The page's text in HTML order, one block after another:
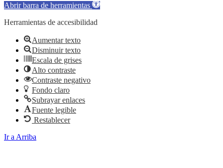
Abrir barra de herramientas
Herramientas de accesibilidad
Aumentar texto
Disminuir texto
Escala de grises
Alto contraste
Contraste negativo
Fondo claro
Subrayar enlaces
Fuente legible
Restablecer
Ir a Arriba